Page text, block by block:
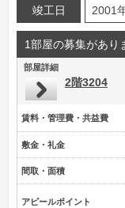
竣工日
2001
1部屋の募集があり
部屋詳細
2階3204
賃料・管理費・共益費
敷金・礼金
間取・面積
アピールポイント